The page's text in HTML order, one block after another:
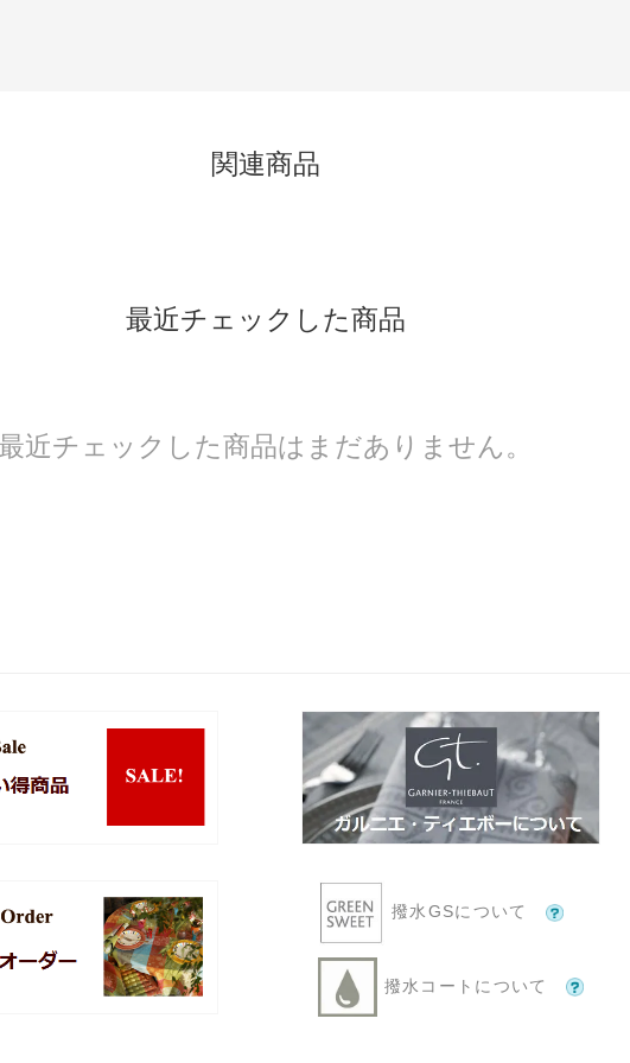
関連商品
最近チェックした商品
近チェックした商品はまだありません。
撥水GSについて
撥水コートについて